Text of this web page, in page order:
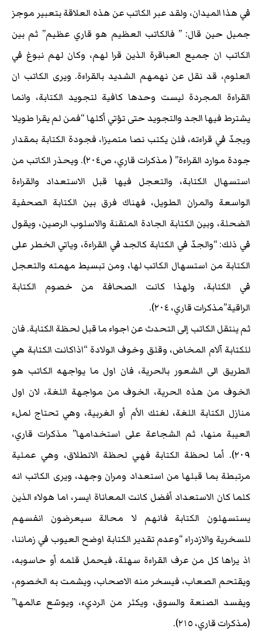
في هذا الميدان، ولقد عبر الكاتب عن هذه العلاقة بتعبير موجز
جميل حين قال: ” فالكاتب العظيم هو قاري عظيم” ثم بين
الكاتب ان جميع العباقرة الذين قرا لهم، وكان لهم نبوغ في
العلوم، قد نقل عن نهمهم الشديد بالقراءة. ويرى الكاتب ان
القراءة المجردة ليست وحدها كافية لتجويد الكتابة، وانما
يشترط فيها الجد والتجويد حتى تؤتي أكلها “فمن لم يقرا طويلا
ويجدّ في قراءته، فلن يكتب نصا متميزا، فجودة الكتابة بمقدار
جودة موارد القراءة” ( مذكرات قاري، ص٢٠٤). ويحذر الكاتب من
استسهال الكتابة، والتعجل فيها قبل الاستعداد والقراءة
الواسعة والمران الطويل، فهناك فرق بين الكتابة الصحفية
الضحلة، وبين الكتابة الجادة المتقنة والاسلوب الرصين، ويقول
في ذلك: “والجدّ في الكتابة كالجد في القراءة، وياتي الخطر على
الكتابة من استسهال الكاتب لها، ومن تبسيط مهمته والتعجل
في الكتابة، ولهذا كانت الصحافة من خصوم الكتابة
الراقية”مذكرات قاري، ٢٠٤).
ثم ينتقل الكاتب إلى التحدث عن اجواء ما قبل لحظة الكتابة. فان
للكتابة آلام المخاض، وقلق وخوف الولادة “اذاكانت الكتابة هي
الطريق الى الشعور بالحرية، فان اول ما يواجهه الكاتب هو
الخوف من هذه الحرية، الخوف من مواجهة اللغة، لان اول
منازل الكتابة اللغة، لغتك الأم أو الغربية، وهي تحتاج لملء
العيبة منها، ثم الشجاعة على استخدامها” مذكرات قاري،
٢٠٩). أما لحظة الكتابة فهي لحظة الانطلاق، وهي عملية
مرتبطة بما قبلها من استعداد ومران وجهد، ويرى الكاتب انه
كلما كان الاستعداد أفضل كانت المعاناة ايسر، اما هولاء الذين
يستسهلون الكتابة فانهم لا محالة سيعرضون انفسهم
للسخرية والازدراء “وعدم تقدير الكتابة اوضح العيوب في زماننا،
اذ يراها كل من عرف القراءة سهلة، فيحمل قلمه أو حاسوبه،
ويقتحم الصعاب، فيسخر منه الاصحاب، ويشمت به الخصوم،
ويفسد الصنعة والسوق، ويكثر من الرديء، ويوسّع عالمها”
(مذكرات قاري، ٢١٥).